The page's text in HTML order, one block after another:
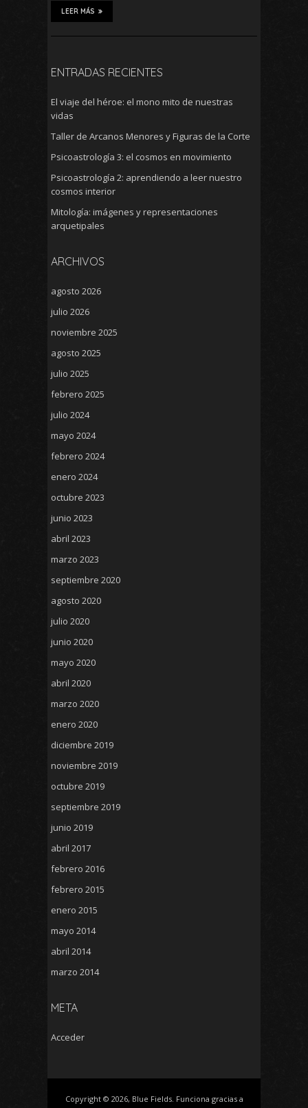
LEER MÁS
ENTRADAS RECIENTES
El viaje del héroe: el mono mito de nuestras
vidas
Taller de Arcanos Menores y Figuras de la Corte
Psicoastrología 3: el cosmos en movimiento
Psicoastrología 2: aprendiendo a leer nuestro
cosmos interior
Mitología: imágenes y representaciones
arquetipales
ARCHIVOS
agosto 2026
julio 2026
noviembre 2025
agosto 2025
julio 2025
febrero 2025
julio 2024
mayo 2024
febrero 2024
enero 2024
octubre 2023
junio 2023
abril 2023
marzo 2023
septiembre 2020
agosto 2020
julio 2020
junio 2020
mayo 2020
abril 2020
marzo 2020
enero 2020
diciembre 2019
noviembre 2019
octubre 2019
septiembre 2019
junio 2019
abril 2017
febrero 2016
febrero 2015
enero 2015
mayo 2014
abril 2014
marzo 2014
META
Acceder
Copyright © 2026, Blue Fields. Funciona gracias a